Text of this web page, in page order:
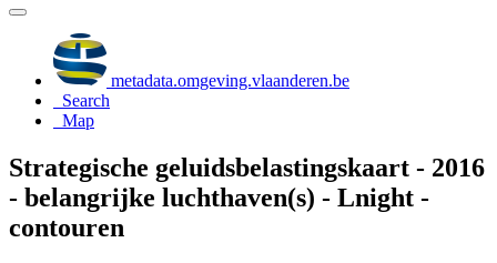
metadata.omgeving.vlaanderen.be
Search
Map
Strategische geluidsbelastingskaart - 2016
- belangrijke luchthaven(s) - Lnight -
contouren